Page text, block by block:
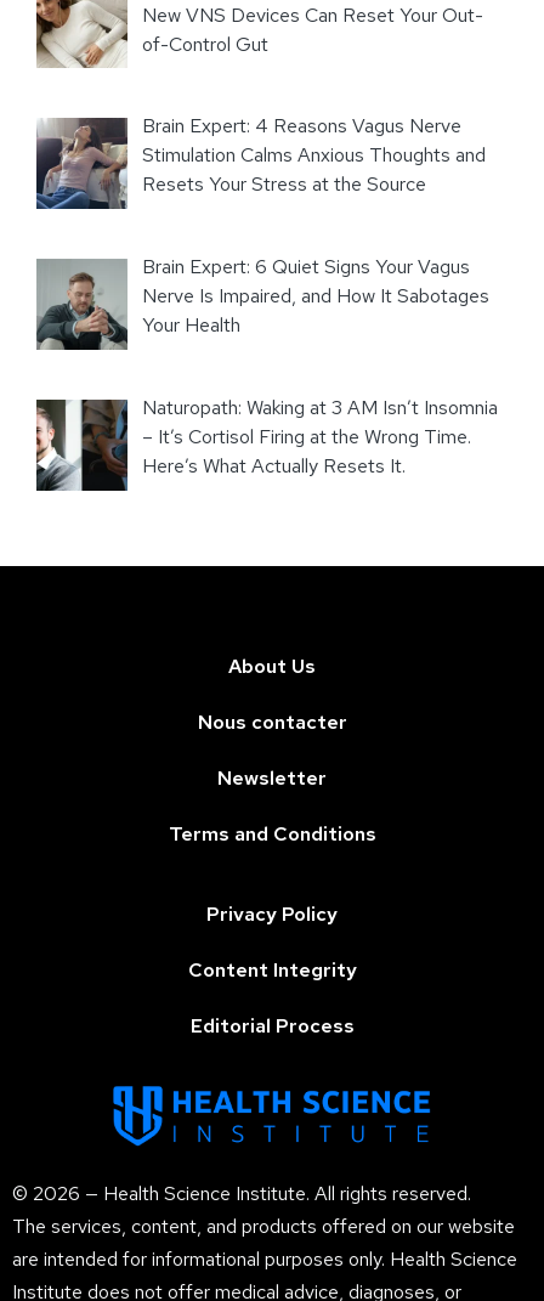
New VNS Devices Can Reset Your Out-
of-Control Gut
Brain Expert: 4 Reasons Vagus Nerve
Stimulation Calms Anxious Thoughts and
Resets Your Stress at the Source
Brain Expert: 6 Quiet Signs Your Vagus
Nerve Is Impaired, and How It Sabotages
Your Health
Naturopath: Waking at 3 AM Isn’t Insomnia
– It’s Cortisol Firing at the Wrong Time.
Here’s What Actually Resets It.
© 2026 — Health Science Institute. All rights reserved.
The services, content, and products offered on our website
are intended for informational purposes only. Health Science
Institute does not offer medical advice, diagnoses, or
About Us
Nous contacter
Newsletter
Terms and Conditions
Privacy Policy
Content Integrity
Editorial Process